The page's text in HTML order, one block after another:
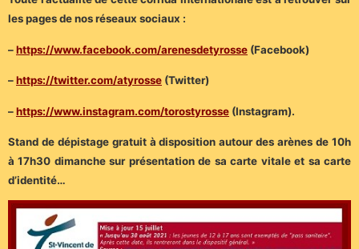
les pages de nos réseaux sociaux :
–https://www.facebook.com/arenesdetyrosse (Facebook)
–https://twitter.com/atyrosse (Twitter)
–https://www.instagram.com/torostyrosse (Instagram).
Stand de dépistage gratuit à disposition autour des arènes de 10h
à 17h30 dimanche sur présentation de sa carte vitale et sa carte
d’identité…